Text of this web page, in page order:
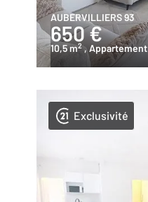
AUBERVILLIERS 93
650 €
10,5 m2 , Appartement
Exclusivité